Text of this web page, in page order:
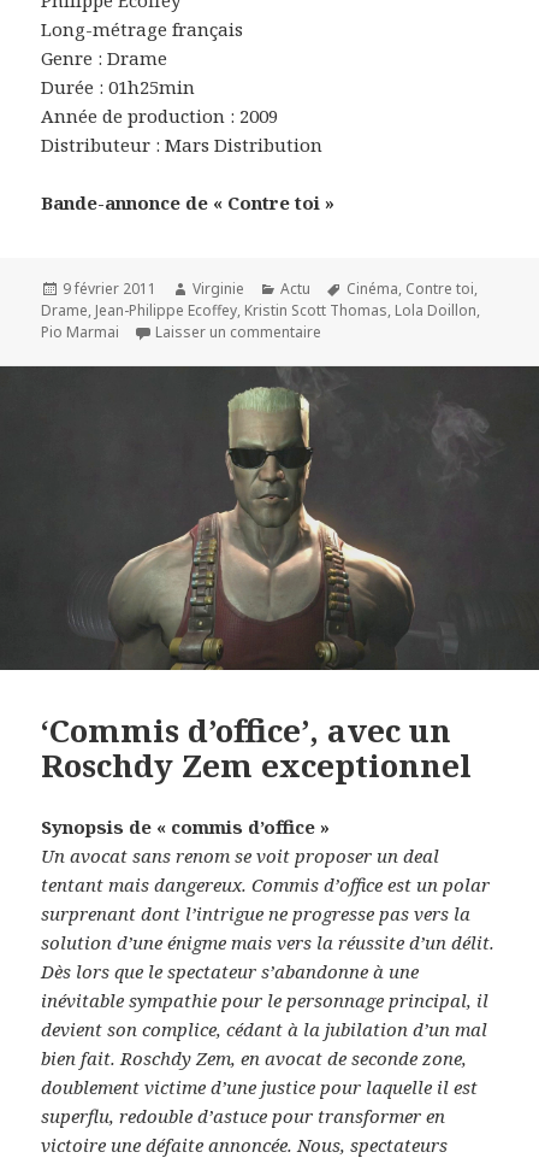
Long-métrage français
Genre : Drame
Durée : 01h25min
Année de production : 2009
Distributeur : Mars Distribution
Bande-annonce de « Contre toi »
Publié
le
9 février 2011 Auteur
Virginie Catégories
Actu
Mots-
clés
Cinéma, Contre toi,
Drame, Jean-Philippe Ecoffey, Kristin Scott Thomas, Lola Doillon,
Pio Marmai
Laisser un commentaire
‘Commis d’office’, avec un
Roschdy Zem exceptionnel
Synopsis de « commis d’office »
Un avocat sans renom se voit proposer un deal
tentant mais dangereux. Commis d’office est un polar
surprenant dont l’intrigue ne progresse pas vers la
solution d’une énigme mais vers la réussite d’un délit.
Dès lors que le spectateur s’abandonne à une
inévitable sympathie pour le personnage principal, il
devient son complice, cédant à la jubilation d’un mal
bien fait. Roschdy Zem, en avocat de seconde zone,
doublement victime d’une justice pour laquelle il est
superflu, redouble d’astuce pour transformer en
victoire une défaite annoncée. Nous, spectateurs